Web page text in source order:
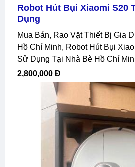
Robot Hút Bụi Xiaomi S20
Dụng
Mua Bán, Rao Vặt Thiết Bị Gia Dụng Cũ Nhà Bè
Hồ Chí Minh, Robot Hút Bụi
Sử Dụng Tại Nhà Bè Hồ Chí
2,800,000 Đ